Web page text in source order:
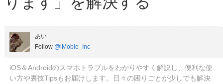
便利ツール
ソリューション
ストア
あい
Follow @iMobie_Inc
iOS＆Androidのスマホトラブルをわかりやすく解説し、便利な使
い方や裏技Tipsもお届けします。日々の困りごとが少しでも解決